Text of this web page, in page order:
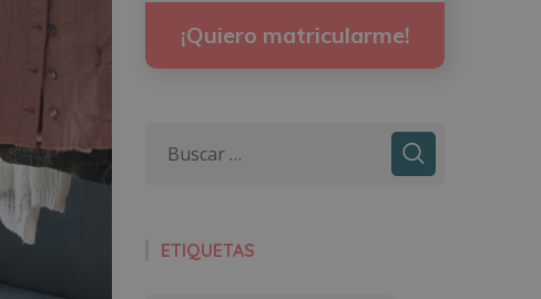
¡Quiero matricularme!
ETIQUETAS